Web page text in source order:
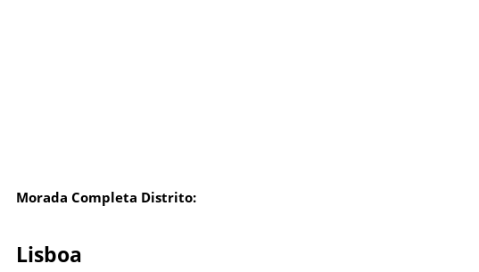
Morada Completa Distrito:
Lisboa